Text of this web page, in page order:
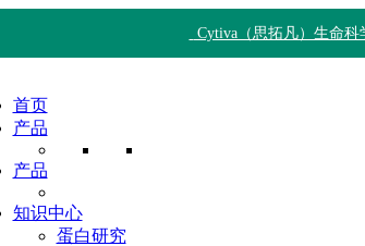
Cytiva（思拓凡）生命
首页
产品
产品
知识中心
蛋白研究